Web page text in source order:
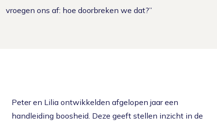
vroegen ons af: hoe doorbreken we dat?”
Peter en Lilia ontwikkelden afgelopen jaar een
handleiding boosheid. Deze geeft stellen inzicht in de